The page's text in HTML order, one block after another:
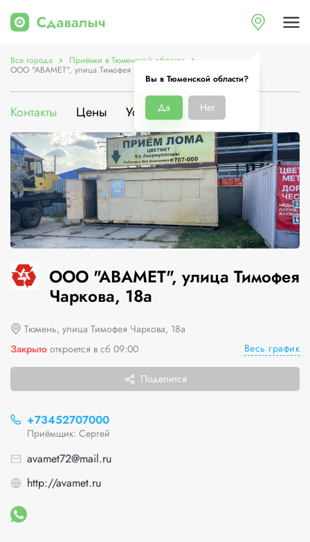
Вы в Тюменской области?
Да Нет
Все города Приёмки в Тюменской области
ООО "АВАМЕТ", улица Тимофея Чаркова, 18а
Контакты Цены Услуги О компании
ООО "АВАМЕТ", улица Тимофея
Чаркова, 18а
Тюмень, улица Тимофея Чаркова, 18а
Закрыто откроется в сб 09:00 Весь график
Поделится
+73452707000
Приёмщик: Сергей
avamet72@mail.ru
http://avamet.ru